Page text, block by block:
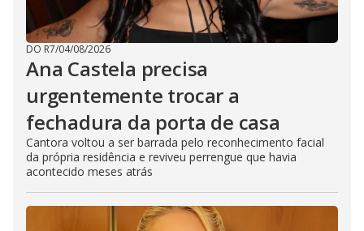
DO R7/04/08/2026
Ana Castela precisa
urgentemente trocar a
fechadura da porta de casa
Cantora voltou a ser barrada pelo reconhecimento facial
da própria residência e reviveu perrengue que havia
acontecido meses atrás